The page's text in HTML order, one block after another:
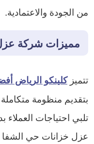
من الجودة والاعتمادية.
مميزات شركة
تتميزكلينكو الرياض
بتقديم منظومة
تلبي احتياجات
عزل خزانات حي الشفا